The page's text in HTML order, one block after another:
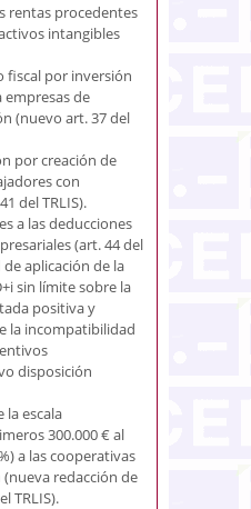
rentas procedentes
intangibles
fiscal por inversión
empresas de
(nuevo art. 37 del
por creación de
con
del TRLIS).
a las deducciones
(art. 44 del
de aplicación de la
sin límite sobre la
positiva y
la incompatibilidad
disposición
la escala
300.000 € al
a las cooperativas
redacción de
TRLIS).